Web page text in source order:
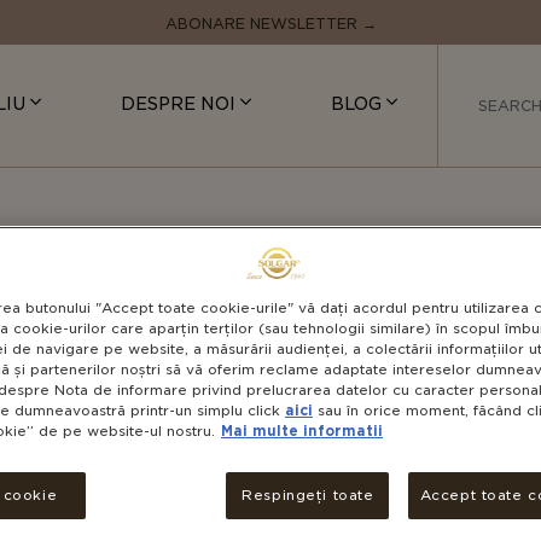
ABONARE NEWSLETTER →
DESPRE NOI BLOG
și piele sănătoasă
MSM
Solgar®
butonului "Accept toate cookie-urile" vă dați acordul pentru utilizarea
cookie-urilor care aparțin terților (sau tehnologii similare) în scopul
de navigare pe website, a măsurării audienței, a colectării informațiilor
și partenerilor noștri să vă oferim reclame adaptate intereselor
Nota de informare privind prelucrarea datelor cu caracter
dumneavoastră printr-un simplu click aici sau în orice moment, făcând
de pe website-ul nostru.
Mai multe informatii
Respingeți toate Accept toate
cookie